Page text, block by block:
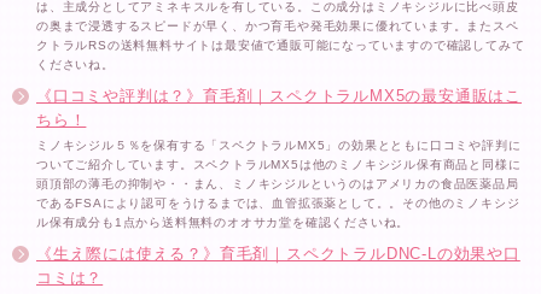
は、主成分としてアミネキスルを有している。この成分はミノキシジルに比べ頭皮
の奥まで浸透するスピードが早く、かつ育毛や発毛効果に優れています。またスペ
クトラルRSの送料無料サイトは最安値で通販可能になっていますので確認してみて
くださいね。
《口コミや評判は？》育毛剤｜スペクトラルMX5の最安通販はこ
ちら！
ミノキシジル５％を保有する「スペクトラルMX5」の効果とともに口コミや評判に
ついてご紹介しています。スペクトラルMX5は他のミノキシジル保有商品と同様に
頭頂部の薄毛の抑制や・・まん、ミノキシジルというのはアメリカの食品医薬品局
であるFSAにより認可をうけるまでは、血管拡張薬として。。その他のミノキシジ
ル保有成分も1点から送料無料のオオサカ堂を確認くださいね。
《生え際には使える？》育毛剤｜スペクトラルDNC-Lの効果や口
コミは？